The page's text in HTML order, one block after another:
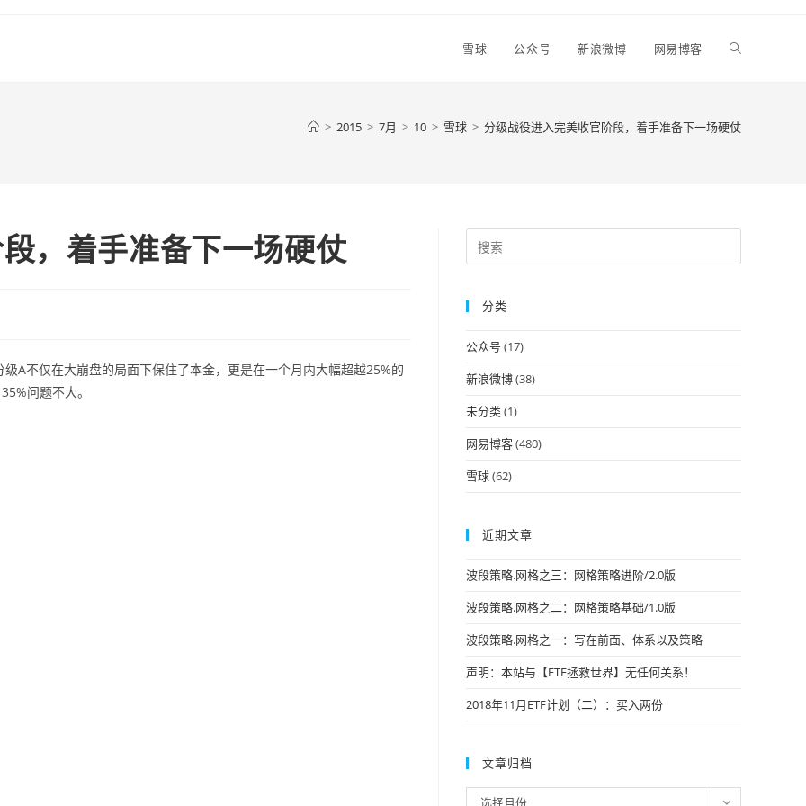
雪球 公众号 新浪微博 网易博客 Toggle
> 2015 > 7月 > 10 > 雪球 > 分级战役进入完美收官阶段，着手准备下一场硬仗
，着手准备下一场硬仗
A不仅在大崩盘的局面下保住了本金，更是在一个月内大幅超越25%的
问题不大。
Escape
分类
公众号 (17)
新浪微博(38)
未分类(1)
网易博客(480)
雪球(62)
近期文章
波段策略.网格之三：网格策略进阶/2.0版
波段策略.网格之二：网格策略基础/1.0版
波段策略.网格之一：写在前面、体系以及策略
声明：本站与【ETF拯救世界】无任何关系！
2018年11月ETF计划（二）：买入两份
文章归档
选择月份